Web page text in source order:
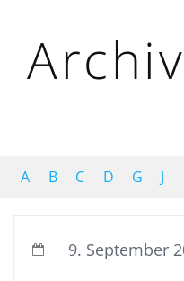
A B C D G J
9. September